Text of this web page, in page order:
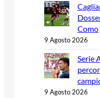
Como
9 Agosto 2026
Serie
9 Agosto 2026